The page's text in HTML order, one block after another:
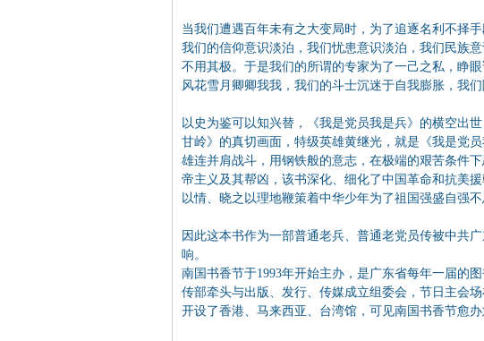
当我们遭遇百年未有之大变局时，为了追逐名利不择
我们的信仰意识淡泊，我们忧患意识淡泊，我们民族
不用其极。于是我们的所谓的专家为了一己之私，睁
风花雪月卿卿我我，我们的斗士沉迷于自我膨胀，我
以史为鉴可以知兴替，《我是党员我是兵》的横空出
甘岭》的真切画面，特级英雄黄继光，就是《我是党
雄连并肩战斗，用钢铁般的意志，在极端的艰苦条件
帝主义及其帮凶，该书深化、细化了中国革命和抗美
以情、晓之以理地鞭策着中华少年为了祖国强盛自强不
因此这本书作为一部普通老兵、普通老党员传被中共
响。
南国书香节于1993年开始主办，是广东省每年一届的
传部牵头与出版、发行、传媒成立组委会，节日主会
开设了香港、马来西亚、台湾馆，可见南国书香节愈办